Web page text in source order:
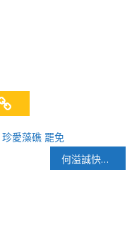
珍愛藻礁 罷免
何溢誠快評》國民黨朱事如意，重返執政